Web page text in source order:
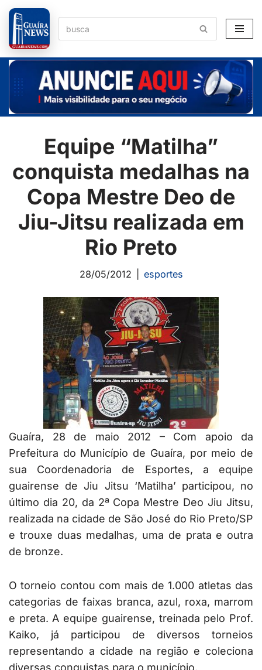
Pular
para
o
conteúdo
Equipe “Matilha”
conquista medalhas na
Copa Mestre Deo de
Jiu-Jitsu realizada em
Rio Preto
28/05/2012 esportes
Guaíra, 28 de maio 2012 – Com apoio da
Prefeitura do Município de Guaíra, por meio de
sua Coordenadoria de Esportes, a equipe
guairense de Jiu Jitsu ‘Matilha’ participou, no
último dia 20, da 2ª Copa Mestre Deo Jiu Jitsu,
realizada na cidade de São José do Rio Preto/SP
e trouxe duas medalhas, uma de prata e outra
de bronze.
O torneio contou com mais de 1.000 atletas das
categorias de faixas branca, azul, roxa, marrom
e preta. A equipe guairense, treinada pelo Prof.
Kaiko, já participou de diversos torneios
representando a cidade na região e coleciona
diversas conquistas para o município.